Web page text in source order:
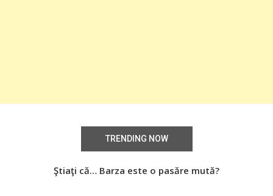
TRENDING NOW
Ştiaţi că… Barza este o pasăre mută?